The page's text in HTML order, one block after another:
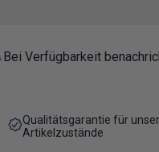
Bei Verfügbarkeit
Qualitätsgarantie für
Artikelzustände